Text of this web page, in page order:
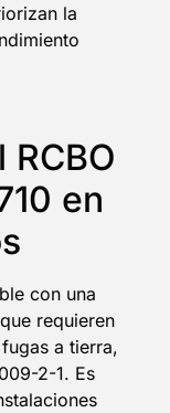
la
en
con una
requieren
a tierra,
2-1. Es